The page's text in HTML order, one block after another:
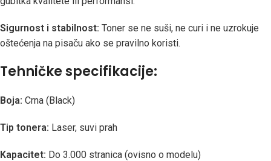
Sigurnost i stabilnost: Toner se ne suši, ne curi i ne uzrokuje
oštećenja na pisaču ako se pravilno koristi.
Tehničke specifikacije:
Boja: Crna (Black)
Tip tonera: Laser, suvi prah
Kapacitet: Do 3.000 stranica (ovisno o modelu)